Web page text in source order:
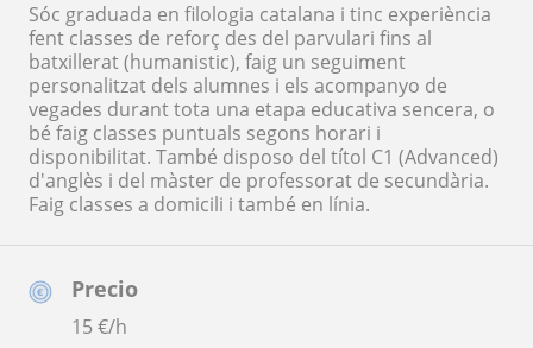
Precio
15€/h
Sóc graduada en filologia catalana i tinc experiència
fent classes de reforç des del parvulari fins al
batxillerat (humanistic), faig un seguiment
personalitzat dels alumnes i els acompanyo de
vegades durant tota una etapa educativa sencera, o
bé faig classes puntuals segons horari i
disponibilitat. També disposo del títol C1 (Advanced)
d'anglès i del màster de professorat de secundària.
Faig classes a domicili i també en línia.